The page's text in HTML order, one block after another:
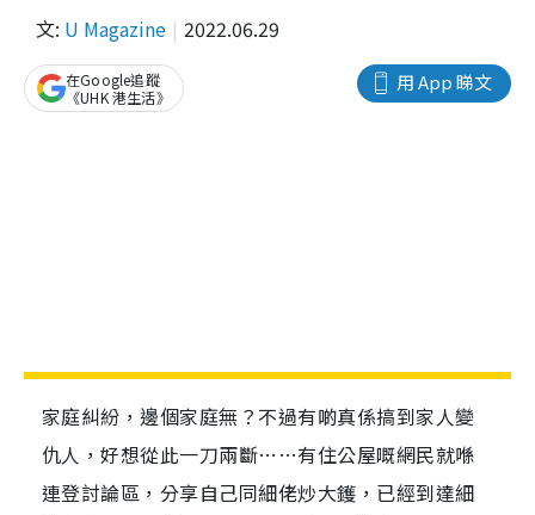
文: U Magazine 2022.06.29
用 App 睇文
在Google追蹤
《UHK 港生活》
家庭糾紛，邊個家庭無？不過有啲真係搞到家人變
仇人，好想從此一刀兩斷……有住公屋嘅網民就喺
連登討論區，分享自己同細佬炒大鑊，已經到達細